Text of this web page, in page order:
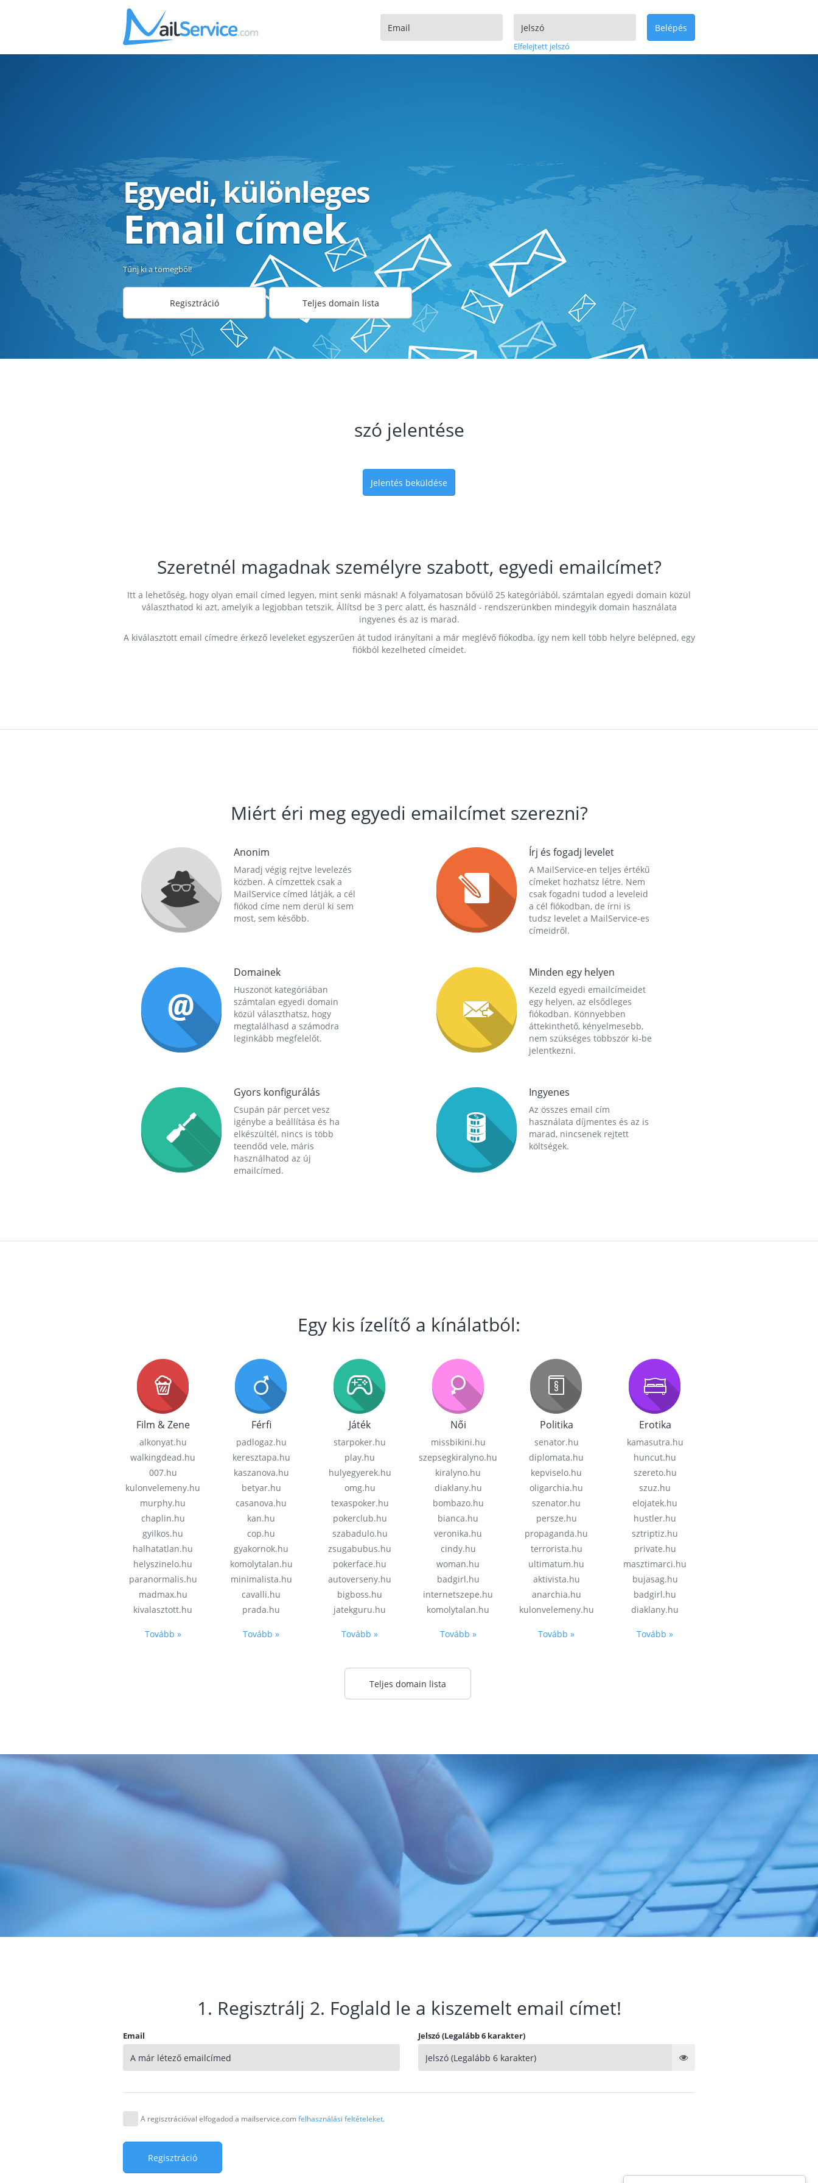
Elfelejtett jelszó
Belépés
Egyedi, különleges
Email címek
Tűnj ki a tömegből!
Regisztráció Teljes domain lista
szó jelentése
Jelentés beküldése
Szeretnél magadnak személyre szabott, egyedi emailcímet?
Itt a lehetőség, hogy olyan email címed legyen, mint senki másnak! A folyamatosan bővülő 25 kategóriából, számtalan egyedi domain közül
választhatod ki azt, amelyik a legjobban tetszik. Állítsd be 3 perc alatt, és használd - rendszerünkben mindegyik domain használata
ingyenes és az is marad.
A kiválasztott email címedre érkező leveleket egyszerűen át tudod irányítani a már meglévő fiókodba, így nem kell több helyre belépned, egy
fiókból kezelheted címeidet.
Miért éri meg egyedi emailcímet szerezni?
Anonim
Maradj végig rejtve levelezés
közben. A címzettek csak a
MailService címed látják, a cél
fiókod címe nem derül ki sem
most, sem később.
Írj és fogadj levelet
A MailService-en teljes értékű
címeket hozhatsz létre. Nem
csak fogadni tudod a leveleid
a cél fiókodban, de írni is
tudsz levelet a MailService-es
címeidről.
Domainek
Huszonöt kategóriában
számtalan egyedi domain
közül választhatsz, hogy
megtalálhasd a számodra
leginkább megfelelőt.
Minden egy helyen
Kezeld egyedi emailcímeidet
egy helyen, az elsődleges
fiókodban. Könnyebben
áttekinthető, kényelmesebb,
nem szükséges többször ki-be
jelentkezni.
Gyors konfigurálás
Csupán pár percet vesz
igénybe a beállítása és ha
elkészültél, nincs is több
teendőd vele, máris
használhatod az új
emailcímed.
Ingyenes
Az összes email cím
használata díjmentes és az is
marad, nincsenek rejtett
költségek.
Egy kis ízelítő a kínálatból:
Film & Zene
alkonyat.hu
walkingdead.hu
007.hu
kulonvelemeny.hu
murphy.hu
chaplin.hu
gyilkos.hu
halhatatlan.hu
helyszinelo.hu
paranormalis.hu
madmax.hu
kivalasztott.hu
Tovább »
Férfi
padlogaz.hu
keresztapa.hu
kaszanova.hu
betyar.hu
casanova.hu
kan.hu
cop.hu
gyakornok.hu
komolytalan.hu
minimalista.hu
cavalli.hu
prada.hu
Tovább »
Játék
starpoker.hu
play.hu
hulyegyerek.hu
omg.hu
texaspoker.hu
pokerclub.hu
szabadulo.hu
zsugabubus.hu
pokerface.hu
autoverseny.hu
bigboss.hu
jatekguru.hu
Tovább »
Női
missbikini.hu
szepsegkiralyno.hu
kiralyno.hu
diaklany.hu
bombazo.hu
bianca.hu
veronika.hu
cindy.hu
woman.hu
badgirl.hu
internetszepe.hu
komolytalan.hu
Tovább »
Politika
senator.hu
diplomata.hu
kepviselo.hu
oligarchia.hu
szenator.hu
persze.hu
propaganda.hu
terrorista.hu
ultimatum.hu
aktivista.hu
anarchia.hu
kulonvelemeny.hu
Tovább »
Erotika
kamasutra.hu
huncut.hu
szereto.hu
szuz.hu
elojatek.hu
hustler.hu
sztriptiz.hu
private.hu
masztimarci.hu
bujasag.hu
badgirl.hu
diaklany.hu
Tovább »
Teljes domain lista
1. Regisztrálj 2. Foglald le a kiszemelt email címet!
Email Jelszó (Legalább 6 karakter)
A regisztrációval elfogadod a mailservice.comfelhasználási feltételeket.
Regisztráció